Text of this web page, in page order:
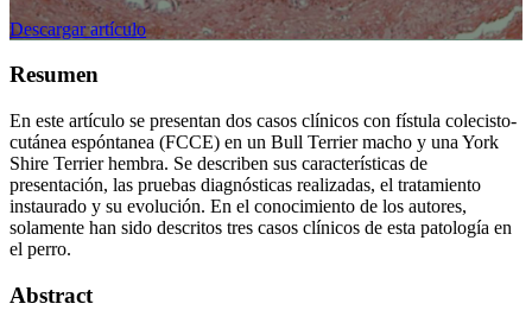
Descargar artículo
Resumen
En este artículo se presentan dos casos clínicos con fístula colecisto-
cutánea espóntanea (FCCE) en un Bull Terrier macho y una York
Shire Terrier hembra. Se describen sus características de
presentación, las pruebas diagnósticas realizadas, el tratamiento
instaurado y su evolución. En el conocimiento de los autores,
solamente han sido descritos tres casos clínicos de esta patología en
el perro.
Abstract